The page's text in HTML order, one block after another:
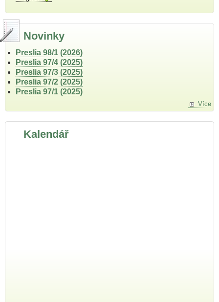
Novinky
Preslia 98/1 (2026)
Preslia 97/4 (2025)
Preslia 97/3 (2025)
Preslia 97/2 (2025)
Preslia 97/1 (2025)
Více
Kalendář